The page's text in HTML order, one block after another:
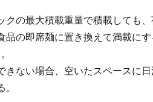
の最大積載重量で積載しても
の即席麺に置き換えて満載に
ない場合、空いたスペースに